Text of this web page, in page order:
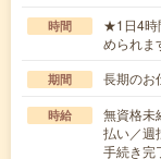
時間
★1日4時
められ
期間 長期の
時給
無資格
払い／週
手続き完